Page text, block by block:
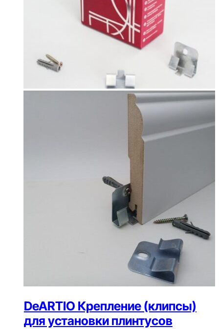
DeARTIO Крепление (клипсы)
для установки плинтусов